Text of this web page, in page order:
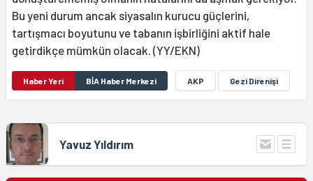
Bu yeni durum ancak siyasalın kurucu güçlerini,
tartışmacı boyutunu ve tabanın işbirliğini aktif hale
getirdikçe mümkün olacak. (YY/EKN)
Haber Yeri BİA Haber Merkezi AKP Gezi Direnişi
Yavuz Yıldırım